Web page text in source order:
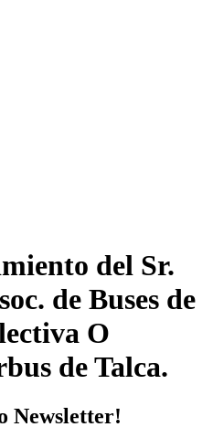
del Sr.
de Buses de
O
de Talca.
Newsletter!